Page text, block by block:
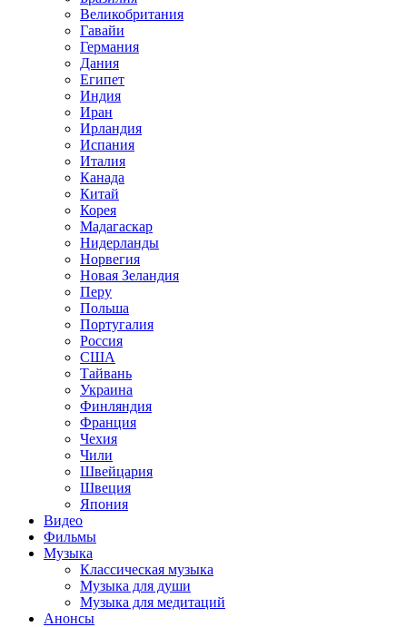
Великобритания
Гавайи
Германия
Дания
Египет
Индия
Иран
Ирландия
Испания
Италия
Канада
Китай
Корея
Мадагаскар
Нидерланды
Норвегия
Новая Зеландия
Перу
Польша
Португалия
Россия
США
Тайвань
Украина
Финляндия
Франция
Чехия
Чили
Швейцария
Швеция
Япония
Видео
Фильмы
Музыка
Классическая музыка
Музыка для души
Музыка для медитаций
Анонсы